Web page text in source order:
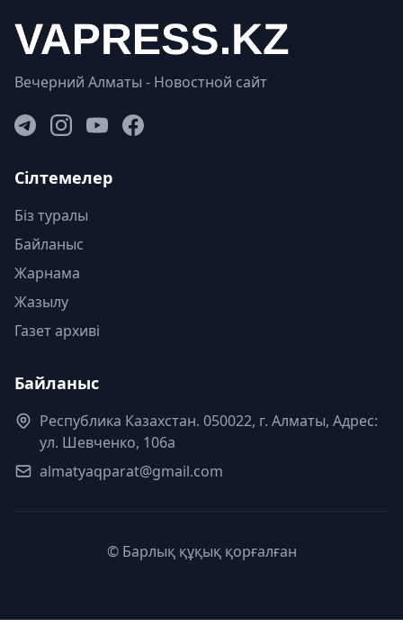
Вечерний Алматы - Новостной сайт
Сілтемелер
Біз туралы
Байланыс
Жарнама
Жазылу
Газет архиві
Байланыс
Республика Казахстан. 050022, г. Алматы, Адрес:
ул. Шевченко, 106а
almatyaqparat@gmail.com
© Барлық құқық қорғалған